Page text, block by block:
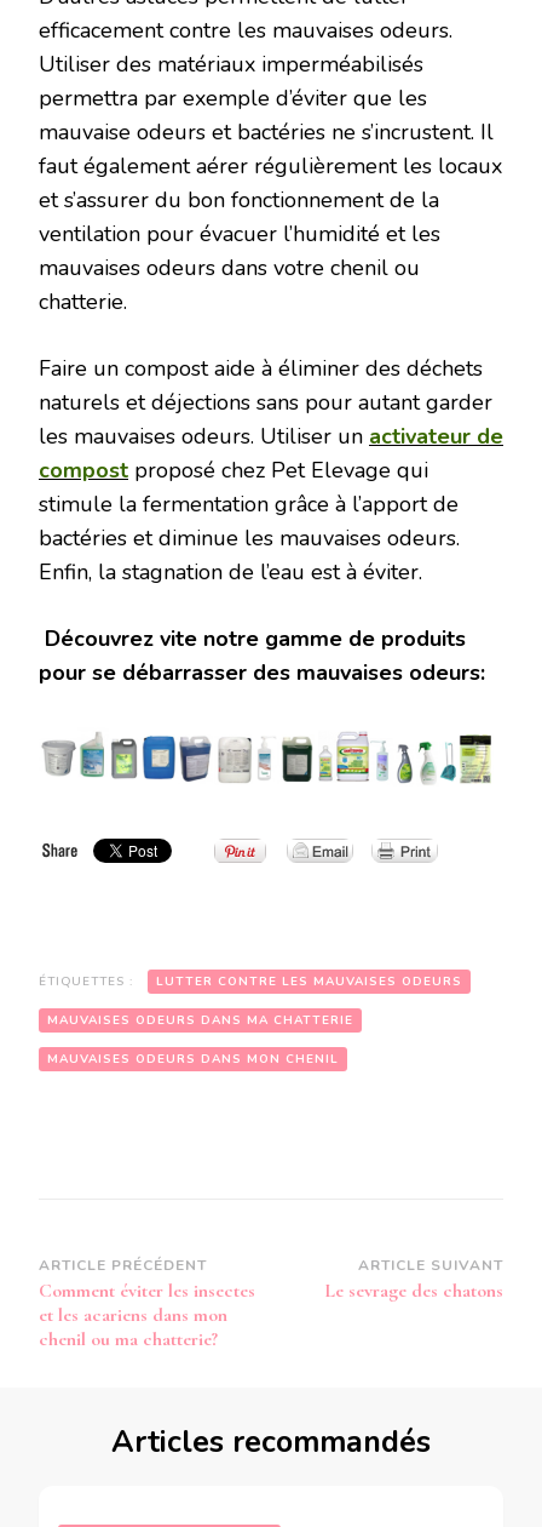
efficacement contre les mauvaises odeurs.
Utiliser des matériaux imperméabilisés
permettra par exemple d’éviter que les
mauvaise odeurs et bactéries ne s’incrustent. Il
faut également aérer régulièrement les locaux
et s’assurer du bon fonctionnement de la
ventilation pour évacuer l’humidité et les
mauvaises odeurs dans votre chenil ou
chatterie.
Faire un compost aide à éliminer des déchets
naturels et déjections sans pour autant garder
les mauvaises odeurs. Utiliser un activateur de
compost proposé chez Pet Elevage qui
stimule la fermentation grâce à l’apport de
bactéries et diminue les mauvaises odeurs.
Enfin, la stagnation de l’eau est à éviter.
Découvrez vite notre gamme de produits
pour se débarrasser des mauvaises odeurs:
ÉTIQUETTES : LUTTER CONTRE LES MAUVAISES ODEURS
MAUVAISES ODEURS DANS MA CHATTERIE
MAUVAISES ODEURS DANS MON CHENIL
Navigation
d’article
ARTICLE PRÉCÉDENT
Comment éviter les insectes
et les acariens dans mon
chenil ou ma chatterie?
ARTICLE SUIVANT
Le sevrage des chatons
Articles recommandés